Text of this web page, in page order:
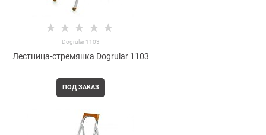
Dogrular 1103
Лестница-стремянка Dogrular 1103
ПОД ЗАКАЗ